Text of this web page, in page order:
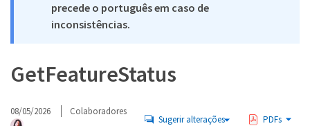
precede o português em caso de
inconsistências.
GetFeatureStatus
08/05/2026 Colaboradores
Sugerir alterações PDFs